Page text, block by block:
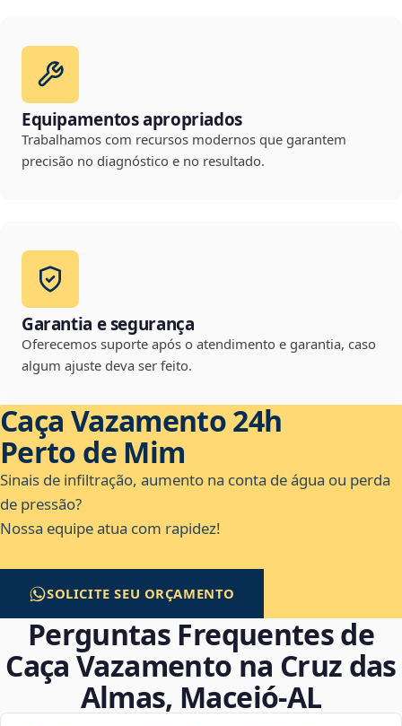
Equipamentos apropriados
Trabalhamos com recursos modernos que garantem
precisão no diagnóstico e no resultado.
Garantia e segurança
Oferecemos suporte após o atendimento e garantia, caso
algum ajuste deva ser feito.
Caça Vazamento 24h
Perto de Mim
Sinais de infiltração, aumento na conta de água ou perda
de pressão?
Nossa equipe atua com rapidez!
SOLICITE SEU ORÇAMENTO
Perguntas Frequentes de
Caça Vazamento na Cruz das
Almas, Maceió‑AL